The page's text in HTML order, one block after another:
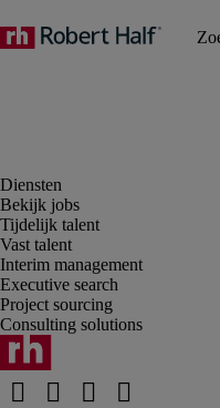
Bekijk jobs
Tijdelijk talent
Vast talent
Interim management
Executive search
Project sourcing
Consulting solutions